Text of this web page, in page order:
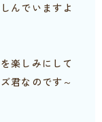
んでいますよ
楽しみにして
君なのです～